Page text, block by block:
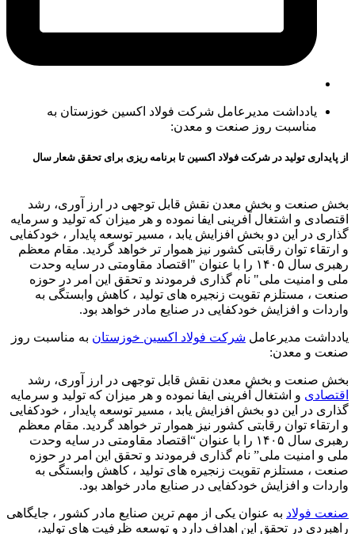
یادداشت مدیرعامل شرکت فولاد اکسین خوزستان به
مناسبت روز صنعت و معدن:
از پایداری تولید در شرکت فولاد اکسین تا برنامه ریزی برای تحقق شعار سال
بخش صنعت و بخش معدن نقش قابل‌ توجهی در ارز آوری، رشد
اقتصادی و اشتغال‌ آفرینی ایفا نموده و هر میزان که تولید و سرمایه‌
گذاری در این دو بخش افزایش یابد ، مسیر توسعه پایدار ، خودکفایی
و ارتقاء توان رقابتی کشور نیز هموار تر خواهد گردید. مقام معظم
رهبری سال ۱۴۰۵ را با عنوان "اقتصاد مقاومتی در سایه وحدت
ملی و امنیت ملی" نام‌ گذاری فرمودند و تحقق این امر در حوزه
صنعت ، مستلزم تقویت زنجیره‌ های تولید ، کاهش وابستگی به
واردات و افزایش خودکفایی در صنایع مادر خواهد بود.
یادداشت مدیرعامل شرکت فولاد اکسین خوزستان به مناسبت روز
صنعت و معدن:
بخش صنعت و بخش معدن نقش قابل‌ توجهی در ارز آوری، رشد
اقتصادی و اشتغال‌ آفرینی ایفا نموده و هر میزان که تولید و سرمایه‌
گذاری در این دو بخش افزایش یابد ، مسیر توسعه پایدار ، خودکفایی
و ارتقاء توان رقابتی کشور نیز هموار تر خواهد گردید. مقام معظم
رهبری سال ۱۴۰۵ را با عنوان “اقتصاد مقاومتی در سایه وحدت
ملی و امنیت ملی” نام‌ گذاری فرمودند و تحقق این امر در حوزه
صنعت ، مستلزم تقویت زنجیره‌ های تولید ، کاهش وابستگی به
واردات و افزایش خودکفایی در صنایع مادر خواهد بود.
صنعت فولاد به‌ عنوان یکی از مهم‌ ترین صنایع مادر کشور ، جایگاهی
راهبردی در تحقق این اهداف دارد و توسعه ظرفیت‌ های تولید،